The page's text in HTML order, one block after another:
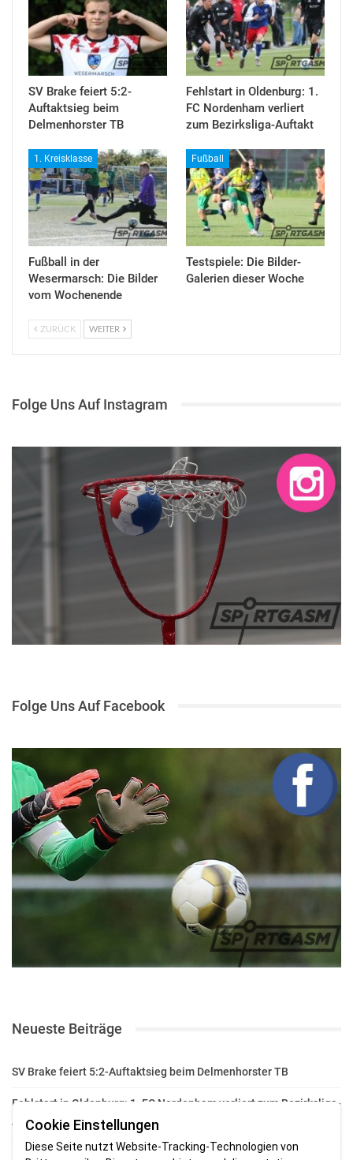
SV Brake feiert 5:2-
Auftaktsieg beim
Delmenhorster TB
Fehlstart in Oldenburg: 1.
FC Nordenham verliert
zum Bezirksliga-Auftakt
1. Kreisklasse
Fußball in der
Wesermarsch: Die Bilder
vom Wochenende
Fußball
Testspiele: Die Bilder-
Galerien dieser Woche
ZURÜCK WEITER
Folge Uns Auf Instagram
Folge Uns Auf Facebook
Neueste Beiträge
SV Brake feiert 5:2-Auftaktsieg beim Delmenhorster TB
Fehlstart in Oldenburg: 1. FC Nordenham verliert zum Bezirksliga-
Auftakt
Fußball in der Wesermarsch: Die Bilder vom Wochenende
Cookie Einstellungen
Diese Seite nutzt Website-Tracking-Technologien von